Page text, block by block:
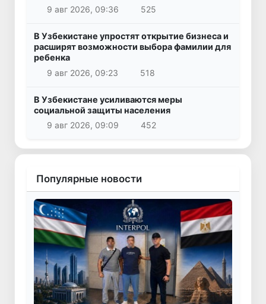
9 авг 2026, 09:36
525
В Узбекистане упростят открытие бизнеса и
расширят возможности выбора фамилии для
ребенка
9 авг 2026, 09:23
518
В Узбекистане усиливаются меры
социальной защиты населения
9 авг 2026, 09:09
452
Популярные новости